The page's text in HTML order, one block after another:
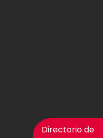
Directorio de